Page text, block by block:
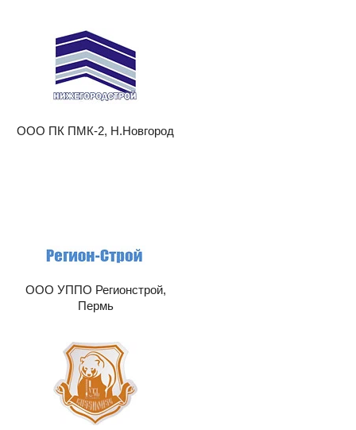
ООО ПК ПМК-2, Н.Новгород
ООО УППО Регионстрой,
Пермь